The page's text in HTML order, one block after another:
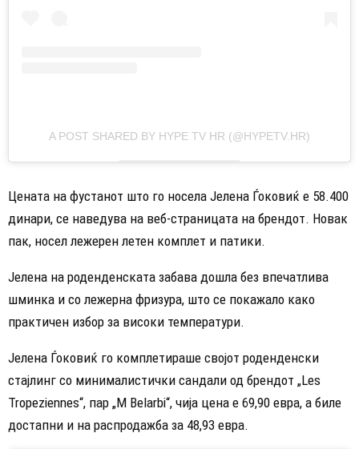
A POST SHARED BY HYPE TV HR (@HYPETV.HR)
Цената на фустанот што го носела Јелена Ѓоковиќ е 58.400
динари, се наведува на веб-страницата на брендот. Новак
пак, носел лежерен летен комплет и патики.
Јелена на роденденската забава дошла без впечатлива
шминка и со лежерна фризура, што се покажало како
практичен избор за високи температури.
Јелена Ѓоковиќ го комплетираше својот роденденски
стајлинг со минималистички сандали од брендот „Les
Tropeziennes“, пар „M Belarbi“, чија цена е 69,90 евра, а биле
достапни и на распродажба за 48,93 евра.